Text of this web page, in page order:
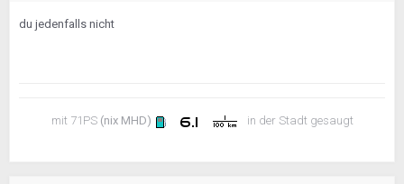
du jedenfalls nicht
mit 71PS(nix MHD) in der Stadt gesaugt